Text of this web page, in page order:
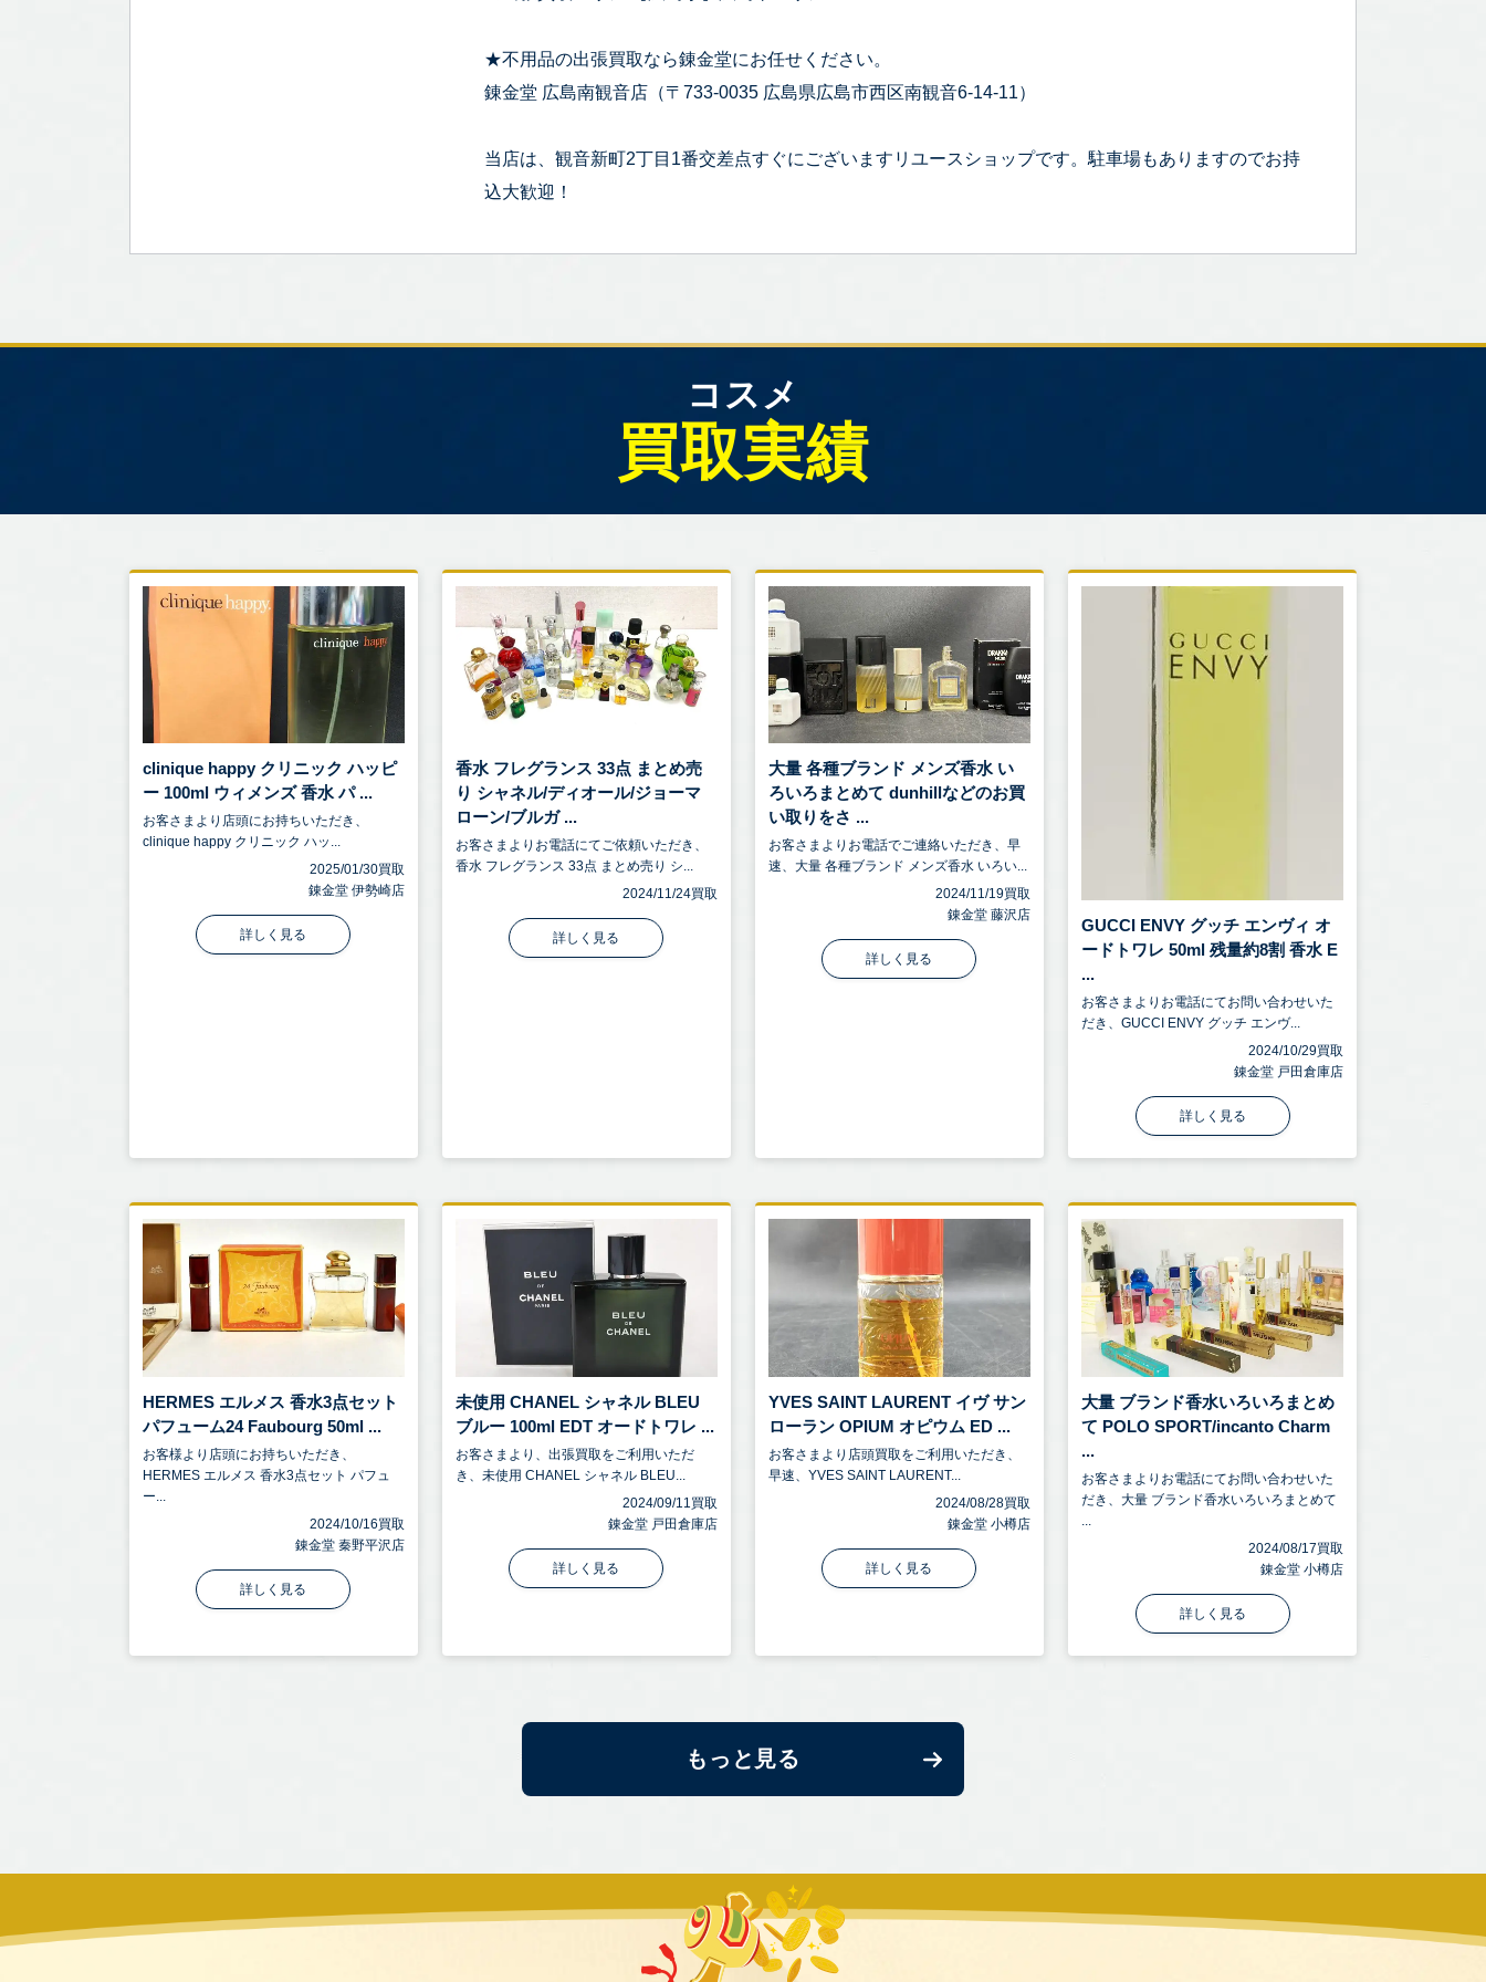
★不用品の出張買取なら錬金堂にお任せください。
錬金堂 広島南観音店（〒733-0035 広島県広島市西区南観音6-14-11）
当店は、観音新町2丁目1番交差点すぐにございますリユースショップです。駐車場もありますのでお持
込大歓迎！
コスメ
買取実績
clinique happy クリニック ハッピ
ー 100ml ウィメンズ 香水 パ ...
お客さまより店頭にお持ちいただき、
clinique happy クリニック ハッ...
2025/01/30買取
錬金堂 伊勢崎店
詳しく見る
香水 フレグランス 33点 まとめ売
り シャネル/ディオール/ジョーマ
ローン/ブルガ ...
お客さまよりお電話にてご依頼いただき、
香水 フレグランス 33点 まとめ売り シ...
2024/11/24買取
詳しく見る
大量 各種ブランド メンズ香水 い
ろいろまとめて dunhillなどのお買
い取りをさ ...
お客さまよりお電話でご連絡いただき、早
速、大量 各種ブランド メンズ香水 いろい...
2024/11/19買取
錬金堂 藤沢店
詳しく見る
GUCCI ENVY グッチ エンヴィ オ
ードトワレ 50ml 残量約8割 香水 E
...
お客さまよりお電話にてお問い合わせいた
だき、GUCCI ENVY グッチ エンヴ...
2024/10/29買取
錬金堂 戸田倉庫店
詳しく見る
HERMES エルメス 香水3点セット
パフューム24 Faubourg 50ml ...
お客様より店頭にお持ちいただき、
HERMES エルメス 香水3点セット パフュ
ー...
2024/10/16買取
錬金堂 秦野平沢店
詳しく見る
未使用 CHANEL シャネル BLEU
ブルー 100ml EDT オードトワレ ...
お客さまより、出張買取をご利用いただ
き、未使用 CHANEL シャネル BLEU...
2024/09/11買取
錬金堂 戸田倉庫店
詳しく見る
YVES SAINT LAURENT イヴ サン
ローラン OPIUM オピウム ED ...
お客さまより店頭買取をご利用いただき、
早速、YVES SAINT LAURENT...
2024/08/28買取
錬金堂 小樽店
詳しく見る
大量 ブランド香水いろいろまとめ
て POLO SPORT/incanto Charm
...
お客さまよりお電話にてお問い合わせいた
だき、大量 ブランド香水いろいろまとめて
2024/08/17買取
錬金堂 小樽店
詳しく見る
もっと見る